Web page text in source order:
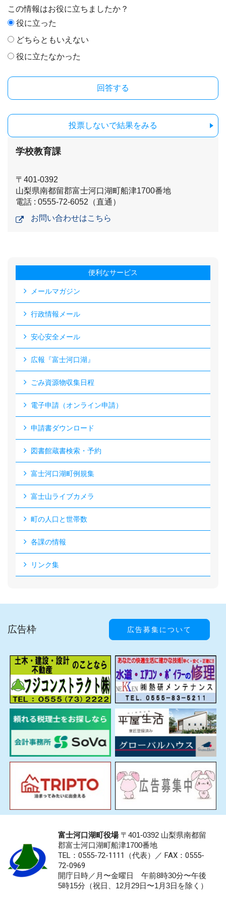
この情報はお役に立ちましたか？
役に立った
どちらともいえない
役に立たなかった
投票しないで結果をみる
学校教育課
〒401-0392
山梨県南都留郡富士河口湖町船津1700番地
電話 : 0555-72-6052（直通）
お問い合わせはこちら
便利なサービス
メールマガジン
行政情報メール
安心安全メール
広報『富士河口湖』
ごみ資源物収集日程
電子申請（オンライン申請）
申請書ダウンロード
図書館蔵書検索・予約
富士河口湖町例規集
富士山ライブカメラ
町の人口と世帯数
各課の情報
リンク集
広告枠 広告募集について
富士河口湖町役場〒401-0392 山梨県南都留
郡富士河口湖町船津1700番地
TEL：0555-72-1111 （代表）／ FAX：0555-
72-0969
開庁日時／月〜金曜日 午前8時30分〜午後
5時15分（祝日、12月29日〜1月3日を除く）